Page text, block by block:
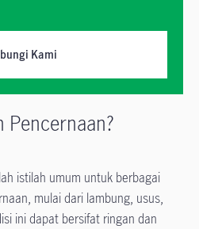
Kami
Pencernaan?
istilah umum untuk berbagai
mulai dari lambung, usus,
ini dapat bersifat ringan dan